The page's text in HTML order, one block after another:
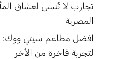
تجارب لا تُنسى لعشاق
المصرية
لتجربة فاخرة من الأخر